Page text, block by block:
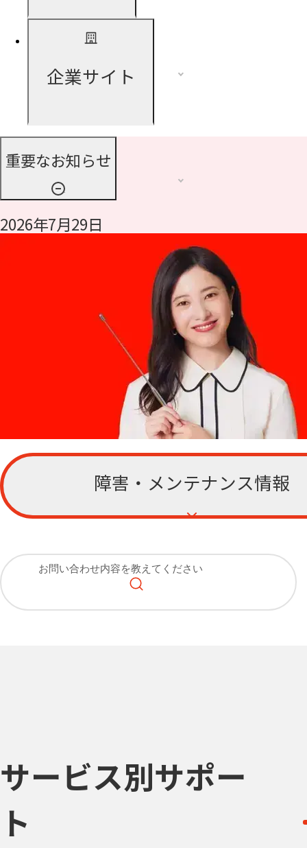
企業サイト
重要なお知らせ
2026年7月29日
令和8年熊本地震に伴う支援について
お客さまサポー
ト
障害・メンテナンス情報
サービス別サポー
ト